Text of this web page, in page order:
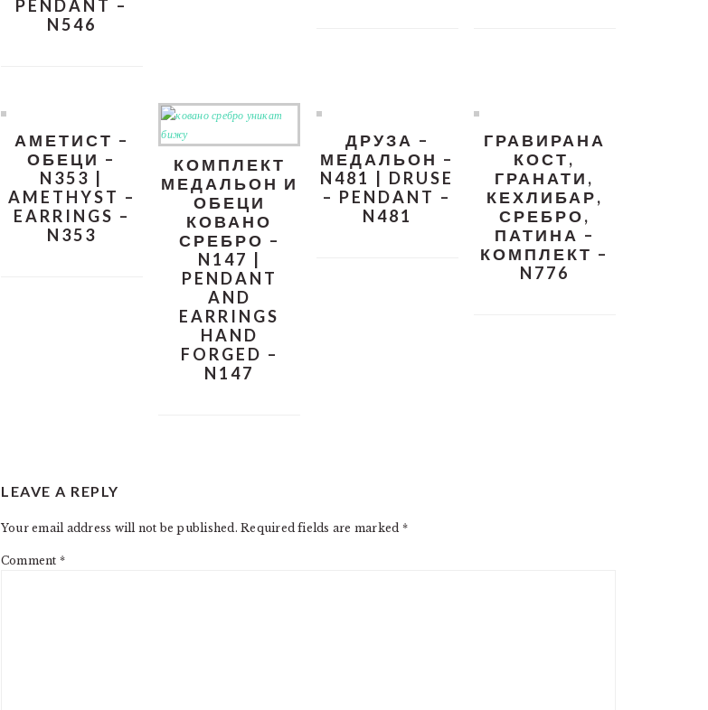
PENDANT –
N546
АМЕТИСТ –
ОБЕЦИ –
N353 |
AMETHYST –
EARRINGS –
N353
КОМПЛЕКТ
МЕДАЛЬОН И
ОБЕЦИ
КОВАНО
СРЕБРО –
N147 |
PENDANT
AND
EARRINGS
HAND
FORGED –
N147
ДРУЗА –
МЕДАЛЬОН –
N481 | DRUSE
– PENDANT –
N481
ГРАВИРАНА
КОСТ,
ГРАНАТИ,
КЕХЛИБАР,
СРЕБРО,
ПАТИНА –
КОМПЛЕКТ –
N776
INTERACTIONS
LEAVE A REPLY
Your email address will not be published. Required fields are marked *
Comment *